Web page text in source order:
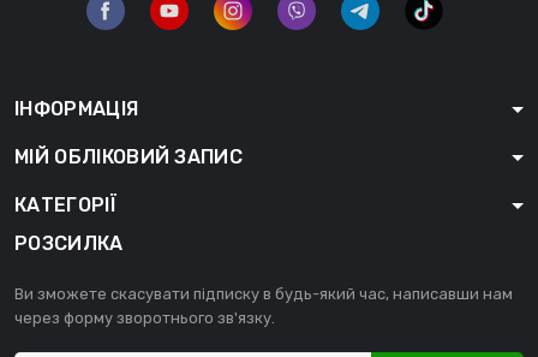
ІНФОРМАЦІЯ
МІЙ ОБЛІКОВИЙ ЗАПИС
КАТЕГОРІЇ
РОЗСИЛКА
Ви зможете скасувати підписку в будь-який час, написавши нам
через форму зворотнього зв'язку.